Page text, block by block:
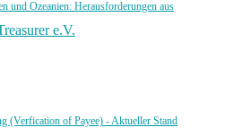
und Ozeanien: Herausforderungen aus
e.V.
(Verfication of Payee) - Aktueller Stand